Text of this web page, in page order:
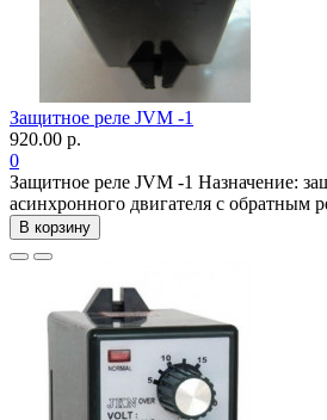
Защитное реле JVM -1
920.00 р.
0
Защитное реле JVM -1 Назначение:
асинхронного двигателя с обратным
В корзину